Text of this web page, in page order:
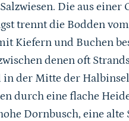
Die aus einer
trennt die Bodden
Kiefern und Buchen
denen oft
der Mitte der
durch eine flache
Dornbusch, eine alte